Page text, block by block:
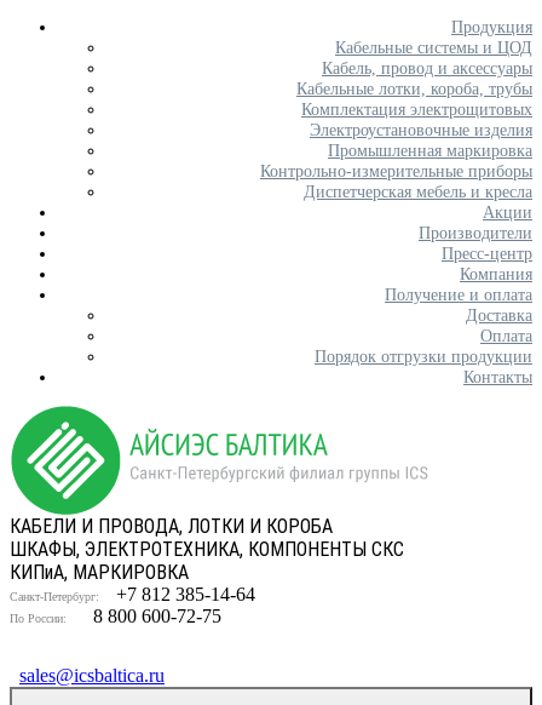
Продукция
Кабельные системы и ЦОД
Кабель, провод и аксессуары
Кабельные лотки, короба, трубы
Комплектация электрощитовых
Электроустановочные изделия
Промышленная маркировка
Контрольно-измерительные приборы
Диспетчерская мебель и кресла
Акции
Производители
Пресс-центр
Компания
Получение и оплата
Доставка
Оплата
Порядок отгрузки продукции
Контакты
КАБЕЛИ И ПРОВОДА, ЛОТКИ И КОРОБА
ШКАФЫ, ЭЛЕКТРОТЕХНИКА, КОМПОНЕНТЫ СКС
КИПиА, МАРКИРОВКА
Санкт-Петербург: +7 812 385-14-64
По России: 8 800 600-72-75
sales@icsbaltica.ru